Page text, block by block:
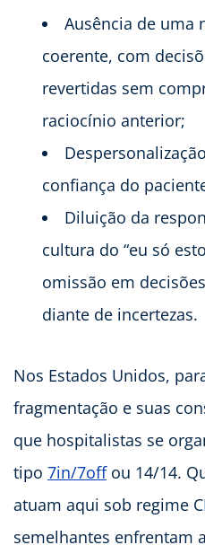
Ausência de uma
coerente, com
revertidas sem
raciocínio anterior;
confiança do
Diluição da
cultura do “eu só
omissão em
diante de incertezas.
Nos Estados Unidos,
fragmentação e suas
que hospitalistas se
tipo 7in/7offou 14/14.
atuam aqui sob regime
semelhantes enfrentam